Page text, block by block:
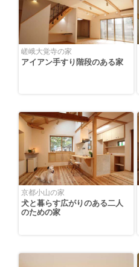
嵯峨大覚寺の家
アイアン手すり階段のある家
京都小山の家
犬と暮らす広がりのある二人
のための家